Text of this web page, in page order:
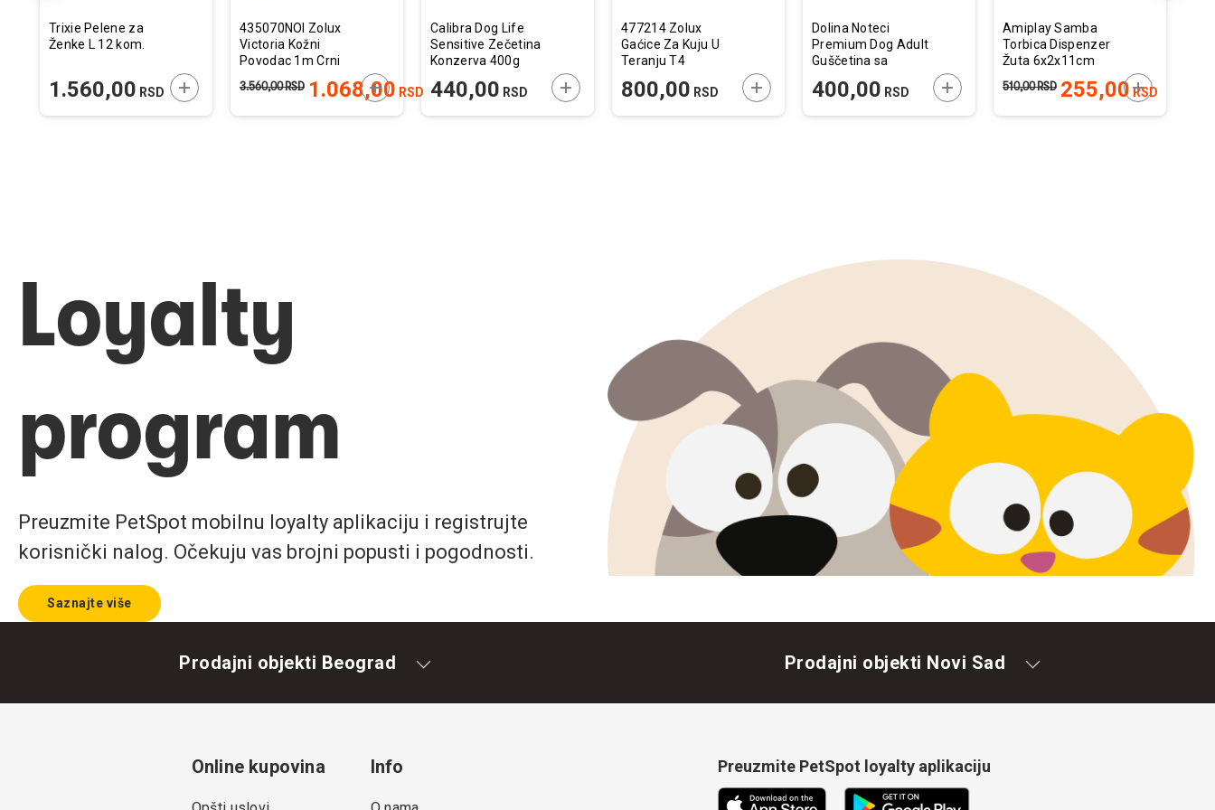
U KORPU
Trixie Pelene za
Ženke L 12 kom.
1.560,00 RSD DODAJTE U KORPU
435070NOI Zolux
Victoria Kožni
Povodac 1m Crni
1.068,00 RSD
3.560,00RSD DODAJTE U KORPU
Calibra Dog Life
Sensitive Zečetina
Konzerva 400g
440,00 RSD DODAJTE U KORPU
477214 Zolux
Gaćice Za Kuju U
Teranju T4
800,00 RSD DODAJTE U KORPU
Dolina Noteci
Premium Dog Adult
Guščetina sa
400,00 RSD DODAJTE U KORPU
Amiplay Samba
Torbica Dispenzer
Žuta 6x2x11cm
255,00 RSD
510,00RSD DODAJTE U
Loyalty
program
Preuzmite PetSpot mobilnu loyalty aplikaciju i registrujte
korisnički nalog. Očekuju vas brojni popusti i pogodnosti.
Saznajte više
Prodajni objekti Beograd Prodajni objekti Novi Sad
Online kupovina Info Preuzmite PetSpot loyalty aplikaciju